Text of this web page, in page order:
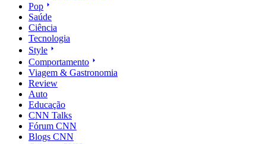
Pop
Saúde
Ciência
Tecnologia
Style
Comportamento
Viagem & Gastronomia
Review
Auto
Educação
CNN Talks
Fórum CNN
Blogs CNN